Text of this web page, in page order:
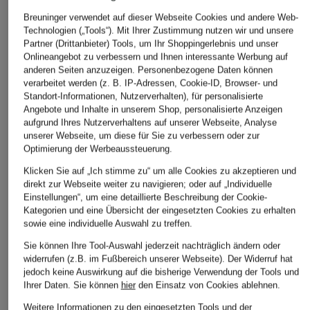
+Aktionsrabatt
ESTHÉ
Kleid
143,99 €
Bestpreis:122,39 €
Ursprünglich:179,99 €
+Aktionsrabatt
MRS & HUGS
Kleid aus Lochspitze
139,99 €
Bestpreis:179,99 €
+Aktionsrabatt
ottod'ame
Kleid
159,99 €
Bestpreis:
Weitere Kategorien
Breuninger verwendet auf dieser Webseite Cookies und andere Web-
Technologien („Tools“). Mit Ihrer Zustimmung nutzen wir und unsere
Partner (Drittanbieter) Tools, um Ihr Shoppingerlebnis und unser
Onlineangebot zu verbessern und Ihnen interessante Werbung auf
anderen Seiten anzuzeigen. Personenbezogene Daten können
verarbeitet werden (z. B. IP-Adressen, Cookie-ID, Browser- und
Standort-Informationen, Nutzerverhalten), für personalisierte
Angebote und Inhalte in unserem Shop, personalisierte Anzeigen
aufgrund Ihres Nutzerverhaltens auf unserer Webseite, Analyse
unserer Webseite, um diese für Sie zu verbessern oder zur
Optimierung der Werbeaussteuerung.
Klicken Sie auf „Ich stimme zu“ um alle Cookies zu akzeptieren und
direkt zur Webseite weiter zu navigieren; oder auf „Individuelle
Einstellungen“, um eine detaillierte Beschreibung der Cookie-
Kategorien und eine Übersicht der eingesetzten Cookies zu erhalten
sowie eine individuelle Auswahl zu treffen.
Sie können Ihre Tool-Auswahl jederzeit nachträglich ändern oder
widerrufen (z.B. im Fußbereich unserer Webseite). Der Widerruf hat
jedoch keine Auswirkung auf die bisherige Verwendung der Tools und
Ihrer Daten. Sie können hierden Einsatz von Cookies ablehnen.
Weitere Informationen zu den eingesetzten Tools und der